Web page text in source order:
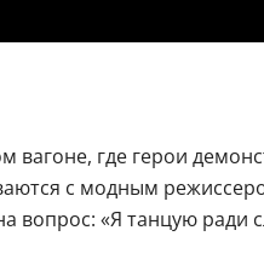
где герои
с модным
вопрос: «Я танцую ради